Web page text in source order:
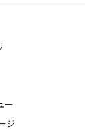
ー
ジ